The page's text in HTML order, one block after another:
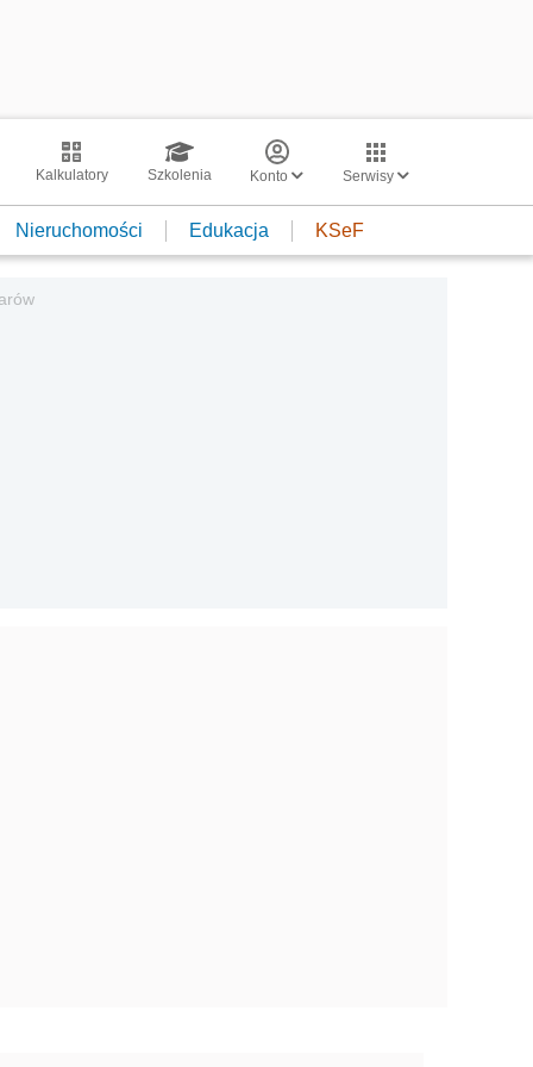
Kalkulatory Szkolenia Konto Serwisy
Nieruchomości Edukacja KSeF